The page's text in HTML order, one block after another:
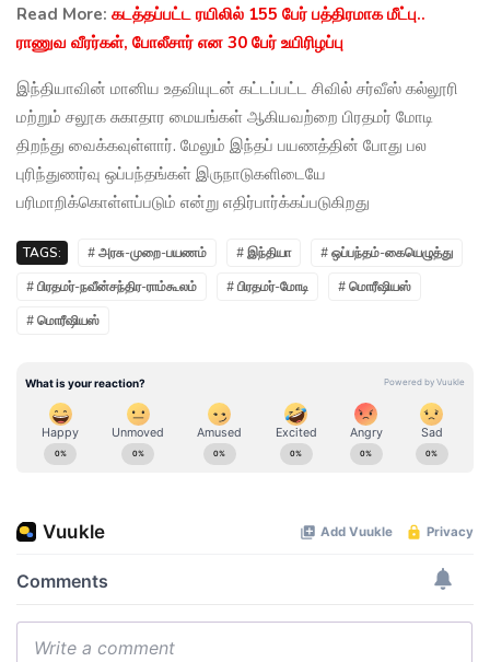
Read More: கடத்தப்பட்ட ரயிலில் 155 பேர் பத்திரமாக மீட்பு..
ராணுவ வீரர்கள், போலீசார் என 30 பேர் உயிரிழப்பு
இந்தியாவின் மானிய உதவியுடன் கட்டப்பட்ட சிவில் சர்வீஸ் கல்லூரி
மற்றும் சலூக சுகாதார மையங்கள் ஆகியவற்றை பிரதமர் மோடி
திறந்து வைக்கவுள்ளார். மேலும் இந்தப் பயணத்தின் போது பல
புரிந்துணர்வு ஒப்பந்தங்கள் இருநாடுகளிடையே
பரிமாறிக்கொள்ளப்படும் என்று எதிர்பார்க்கப்படுகிறது
TAGS: # அரசு-முறை-பயணம் # இந்தியா
# ஒப்பந்தம்-கையெழுத்து
# பிரதமர்-நவீன்சந்திர-ராம்கூலம்
# பிரதமர்-மோடி
# மொரீஷியஸ்
# மொரீஷியஸ்